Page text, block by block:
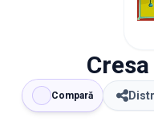
Compară